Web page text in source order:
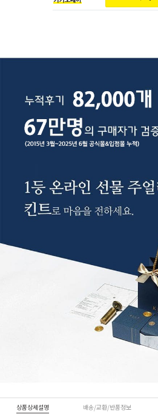
상품상세설명 배송/교환/반품정보